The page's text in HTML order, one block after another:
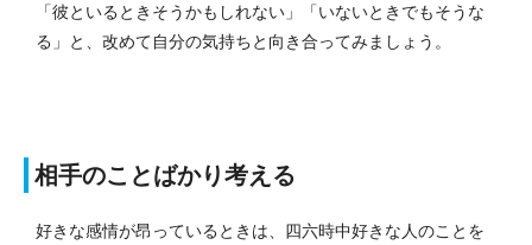
「彼といるときそうかもしれない」「いないときでもそうな
る」と、改めて自分の気持ちと向き合ってみましょう。
相手のことばかり考える
好きな感情が昂っているときは、四六時中好きな人のことを